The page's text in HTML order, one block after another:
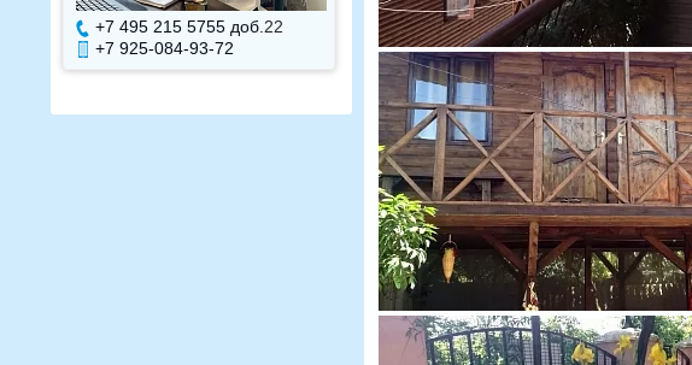
+7 495 215 5755 доб. 7
+7 925-084-93-71
+7 495 215 5755 доб. 2
+7 925-084-93-70